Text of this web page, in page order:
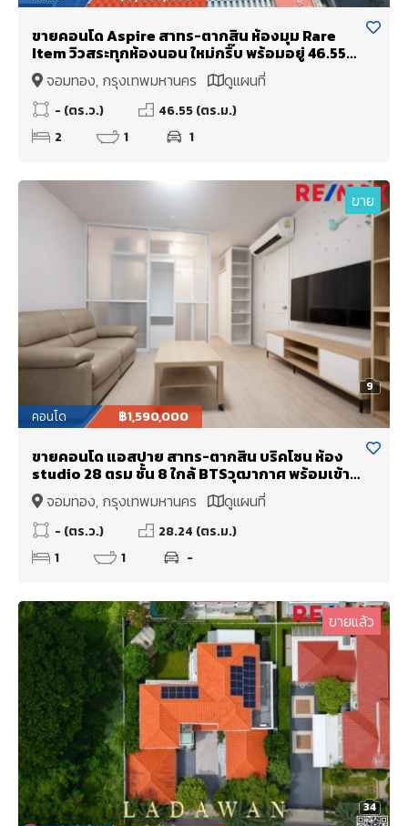
ขายคอนโด Aspire สาทร-ตากสิน ห้องมุม Rare
Item วิวสระทุกห้องนอน ใหม่กริ๊บ พร้อมอยู่ 46.55
ตรม. เพียง 2.6 ล้าน
จอมทอง, กรุงเทพมหานคร ดูแผนที่
- (ตร.ว.)
46.55 (ตร.ม.)
2
1 1
9
ขาย
คอนโด ฿1,590,000
ขายคอนโด แอสปาย สาทร-ตากสิน บริคโซน ห้อง
studio 28 ตรม ชั้น 8 ใกล้ BTSวุฒากาศ พร้อมเข้า
อยู่ จอมทอง, กรุงเทพมหานคร ดูแผนที่
- (ตร.ว.)
28.24 (ตร.ม.)
1
1 -
34
ขายแล้ว